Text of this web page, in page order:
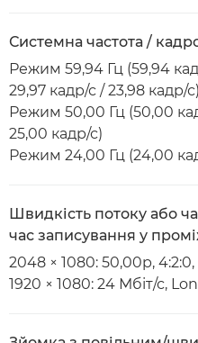
Системна частота /
Режим 59,94 Гц (59,94
29,97 кадр/с / 23,98 кадр/с)
Режим 50,00 Гц (50,00
25,00 кадр/с)
Режим 24,00 Гц (24,00
Швидкість потоку або
час записування у
2048 × 1080: 50,00р, 4:2:0,
1920 × 1080: 24 Мбіт/с,